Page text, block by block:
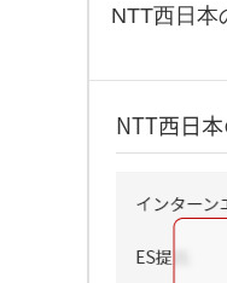
NTT西日本
NTT西日